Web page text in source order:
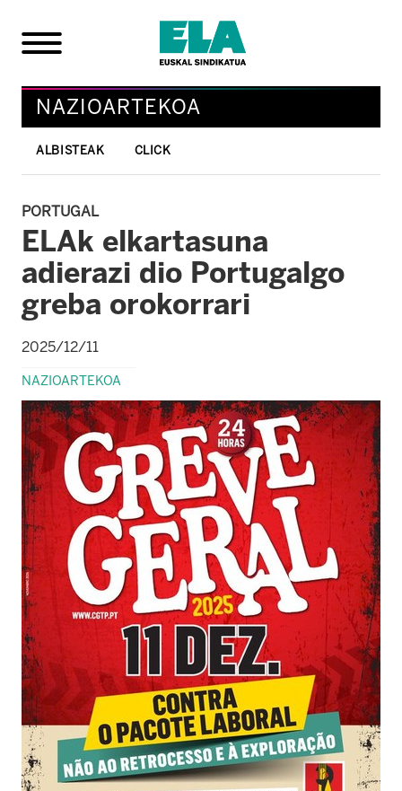
NAZIOARTEKOA
ALBISTEAK CLICK
PORTUGAL
ELAk elkartasuna
adierazi dio Portugalgo
greba orokorrari
2025/12/11
NAZIOARTEKOA